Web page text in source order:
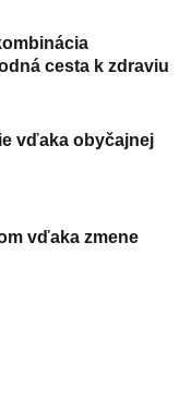
cesta k zdraviu
vďaka obyčajnej
vďaka zmene